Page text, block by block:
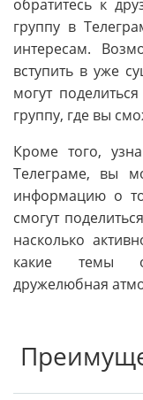
обратитесь к
группу в
интересам.
вступить в уже
могут
группу, где вы
Кроме того,
Телеграме, вы
информацию о
смогут
насколько
какие темы
дружелюбная